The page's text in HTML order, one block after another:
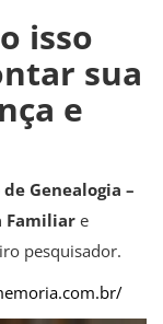
isso
sua
e
Genealogia –
Familiar e
pesquisador.